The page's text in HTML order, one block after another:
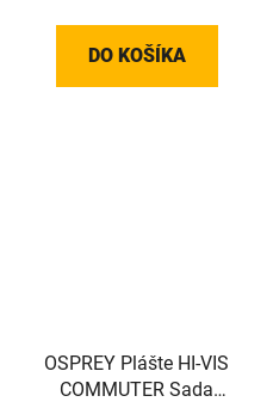
DO KOŠÍKA
OSPREY Plášte HI-VIS
COMMUTER Sada